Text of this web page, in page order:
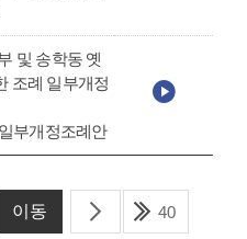
및 송학동 옛
조례 일부개정
부개정조례안
40